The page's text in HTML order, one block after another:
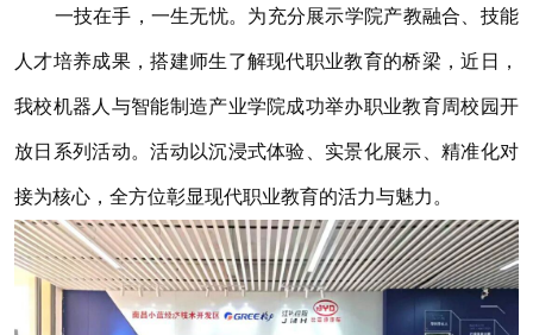
一技在手，一生无忧。为充分展示学院产教融合、技能
人才培养成果，搭建师生了解现代职业教育的桥梁，近日，
我校机器人与智能制造产业学院成功举办职业教育周校园开
放日系列活动。活动以沉浸式体验、实景化展示、精准化对
接为核心，全方位彰显现代职业教育的活力与魅力。